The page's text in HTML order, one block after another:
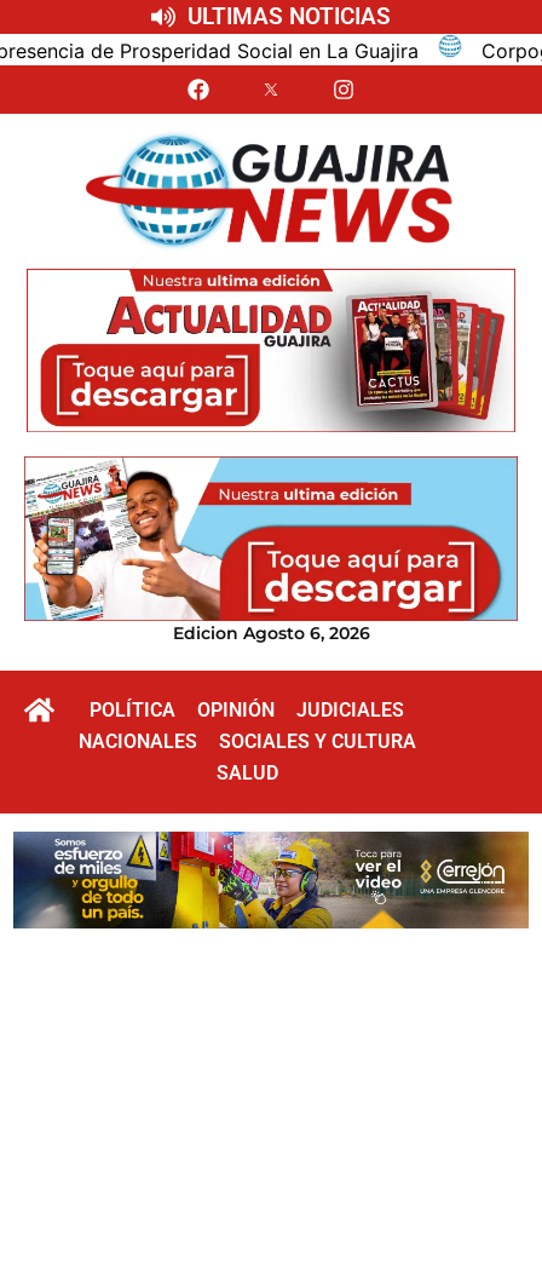
ULTIMAS NOTICIAS
de Prosperidad Social en La Guajira
Edicion Agosto 6, 2026
POLÍTICA OPINIÓN
JUDICIALES
NACIONALES
SOCIALES Y CULTURA
SALUD